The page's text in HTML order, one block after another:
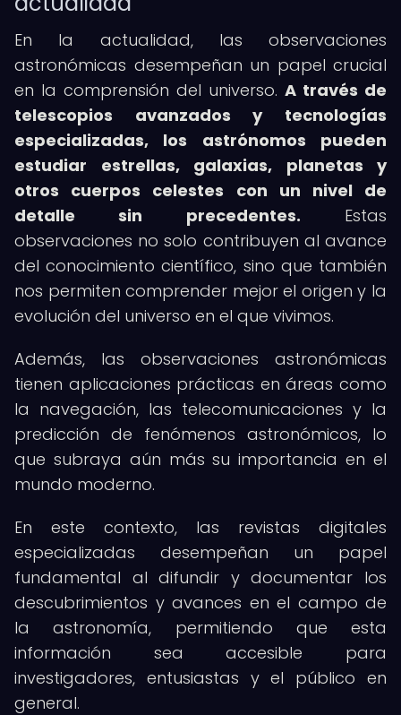
En la actualidad, las observaciones
astronómicas desempeñan un papel crucial
en la comprensión del universo. A través de
telescopios avanzados y tecnologías
especializadas, los astrónomos pueden
estudiar estrellas, galaxias, planetas y
otros cuerpos celestes con un nivel de
detalle sin precedentes. Estas
observaciones no solo contribuyen al avance
del conocimiento científico, sino que también
nos permiten comprender mejor el origen y la
evolución del universo en el que vivimos.
Además, las observaciones astronómicas
tienen aplicaciones prácticas en áreas como
la navegación, las telecomunicaciones y la
predicción de fenómenos astronómicos, lo
que subraya aún más su importancia en el
mundo moderno.
En este contexto, las revistas digitales
especializadas desempeñan un papel
fundamental al difundir y documentar los
descubrimientos y avances en el campo de
la astronomía, permitiendo que esta
información sea accesible para
investigadores, entusiastas y el público en
general.